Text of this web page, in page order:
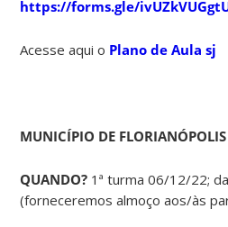
https://forms.gle/
Acesse aqui o Plano de Aula sj
MUNICÍPIO DE FLORIANÓPOLIS
QUANDO? 1ª turma 06/12/22;
(forneceremos almoço aos/às